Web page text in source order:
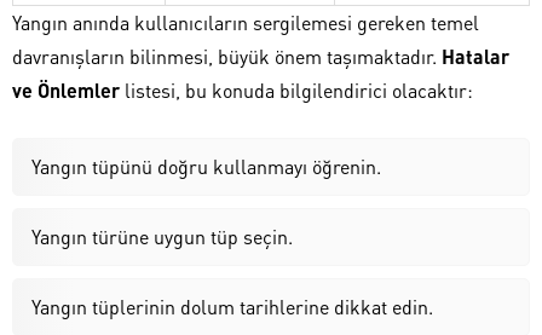
Yangın anında kullanıcıların sergilemesi gereken temel
davranışların bilinmesi, büyük önem taşımaktadır. Hatalar
ve Önlemler listesi, bu konuda bilgilendirici olacaktır:
Yangın tüpünü doğru kullanmayı öğrenin.
Yangın türüne uygun tüp seçin.
Yangın tüplerinin dolum tarihlerine dikkat edin.